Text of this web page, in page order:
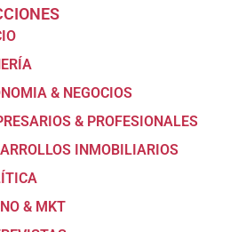
& NEGOCIOS
& PROFESIONALES
INMOBILIARIOS
& MKT